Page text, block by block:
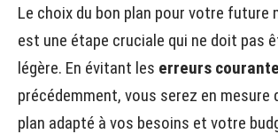
Le choix du bon plan pour votre future
est une étape cruciale qui ne doit pas
légère. En évitant les erreurs
précédemment, vous serez en mesure
plan adapté à vos besoins et votre